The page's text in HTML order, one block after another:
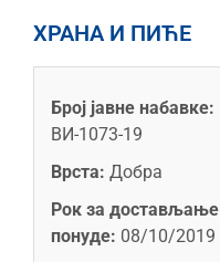
ХРАНА И ПИЋЕ
Број јавне набавке:
ВИ-1073-19
Врста: Добра
Рок за достављање
понуде: 08/10/2019